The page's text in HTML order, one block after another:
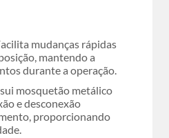
mudanças rápidas
mantendo a
durante a operação.
mosquetão metálico
e desconexão
proporcionando